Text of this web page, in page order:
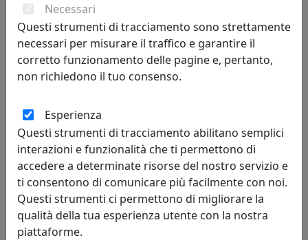
LAMPADA A SOSPENSIONE COLLEZIONE VAGUE-VINTAGE
C1417 ROSSO
Ferroluce
Necessari
Questi strumenti di tracciamento sono strettamente
necessari per misurare il traffico e garantire il
corretto funzionamento delle pagine e, pertanto,
non richiedono il tuo consenso.
Esperienza
Questi strumenti di tracciamento abilitano semplici
interazioni e funzionalità che ti permettono di
accedere a determinate risorse del nostro servizio e
ti consentono di comunicare più facilmente con noi.
Questi strumenti ci permettono di migliorare la
qualità della tua esperienza utente con la nostra
piattaforme.